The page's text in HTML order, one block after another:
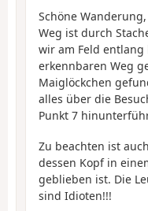
Schöne
Weg ist durch
wir am Feld
erkennbaren Weg
Maiglöckchen
alles über die
Punkt 7
Zu beachten ist
dessen Kopf in
geblieben ist. Die
sind Idioten!!!